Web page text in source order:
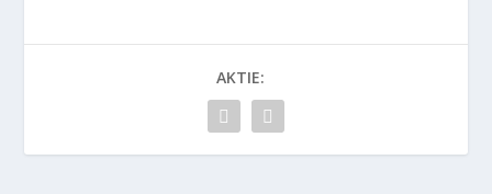
AKTIE: